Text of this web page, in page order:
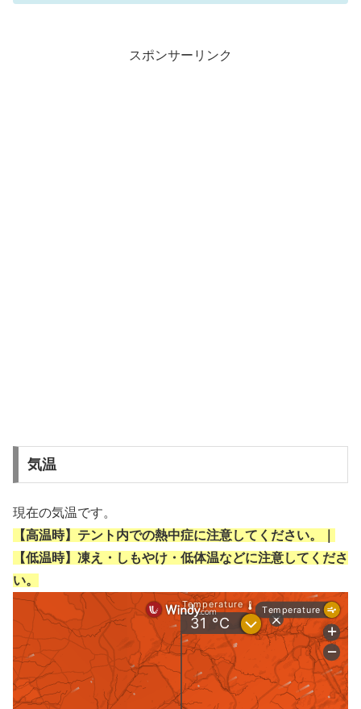
スポンサーリンク
気温
現在の気温です。
【高温時】テント内での熱中症に注意してください。｜
【低温時】凍え・しもやけ・低体温などに注意してくださ
い。